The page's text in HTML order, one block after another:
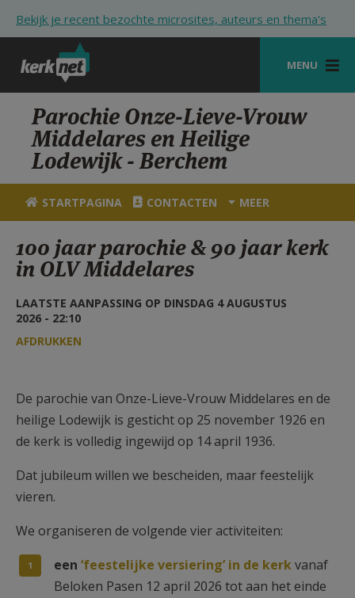
Bekijk je recent bezochte microsites, auteurs en thema's
MENU
STARTPAGINA
KERK
VIERINGEN
SHOP
ZOEKEN
HULP
STARTPAGINA PORTAAL
MIJN PAROCHIE
Parochie Onze-Lieve-Vrouw
Middelares en Heilige
Lodewijk - Berchem
STARTPAGINA CONTACTEN MEER
100 jaar parochie & 90 jaar kerk
in OLV Middelares
LAATSTE AANPASSING OP DINSDAG 4 AUGUSTUS
2026 - 22:10
AFDRUKKEN
De parochie van Onze-Lieve-Vrouw Middelares en de
heilige Lodewijk is gesticht op 25 november 1926 en
de kerk is volledig ingewijd op 14 april 1936.
Dat jubileum willen we bescheiden, maar feestelijk
vieren.
We organiseren de volgende vier activiteiten:
een ‘feestelijke versiering’ in de kerkvanaf
Beloken Pasen 12 april 2026 tot aan het einde